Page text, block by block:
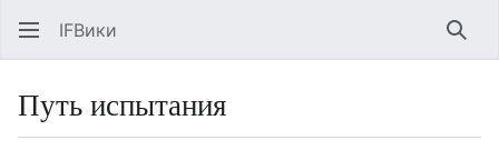
IFВики
Путь испытания